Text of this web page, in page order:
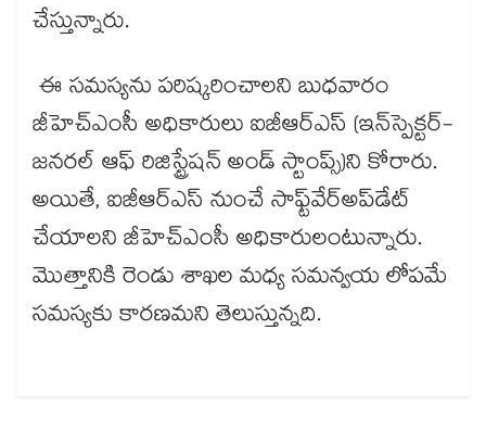
చేస్తున్నారు.
ఈ సమస్యను పరిష్కరించాలని బుధవారం
జీహెచ్ఎంసీ అధికారులు ఐజీఆర్ఎస్ (ఇన్‌‌‌‌‌‌‌‌‌‌‌‌‌‌‌‌‌‌‌‌‌‌‌‌‌‌‌‌‌‌‌‌స్పెక్టర్-
జనరల్ ఆఫ్ రిజిస్ట్రేషన్ అండ్ స్టాంప్స్)ని కోరారు.
అయితే, ఐజీఆర్ఎస్ నుంచే సాఫ్ట్​వేర్​అప్​డేట్​
చేయాలని జీహెచ్ఎంసీ అధికారులంటున్నారు.
మొత్తానికి రెండు శాఖల మధ్య సమన్వయ లోపమే
సమస్యకు కారణమని తెలుస్తున్నది.